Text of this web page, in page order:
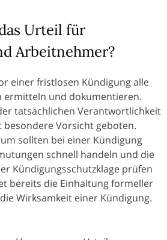
Urteil für
Arbeitnehmer?
einer fristlosen Kündigung alle
ermitteln und dokumentieren.
tatsächlichen Verantwortlichkeit
Vorsicht geboten.
sollten bei einer Kündigung
schnell handeln und die
Kündigungsschutzklage prüfen
bereits die Einhaltung formeller
Wirksamkeit einer Kündigung.